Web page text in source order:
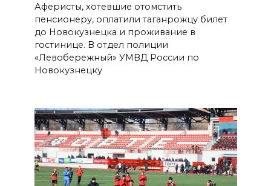
Аферисты, хотевшие отомстить
пенсионеру, оплатили таганрожцу билет
до Новокузнецка и проживание в
гостинице. В отдел полиции
«Левобережный» УМВД России по
Новокузнецку